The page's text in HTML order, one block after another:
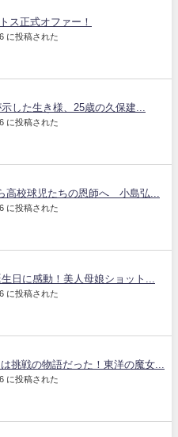
ス正式オファー！
に投稿された
した生き様、25歳の久保建...
に投稿された
高校球児たちの恩師へ 小島弘...
に投稿された
日に感動！美人母娘ショット...
に投稿された
挑戦の物語だった！東洋の魔女...
に投稿された